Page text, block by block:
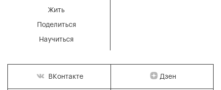
Жить
Поделиться
Научиться
ВКонтакте Дзен